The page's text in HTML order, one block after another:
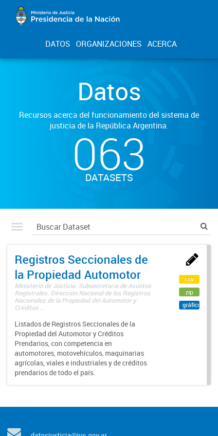
DATOS ORGANIZACIONES ACERCA
Datos
Recursos acerca del funcionamiento del sistema de
justicia de la República Argentina.
063
DATASETS
Registros Seccionales de
la Propiedad Automotor
Ministerio de Justicia. Subsecretaría de Asuntos
Registrales. Dirección Nacional de los Registros
Nacionales de la Propiedad del Automotor y
Créditos ...
Listados de Registros Seccionales de la
Propiedad del Automotor y Créditos
Prendarios, con competencia en
automotores, motovehículos, maquinarias
agrícolas, viales e industriales y de créditos
prendarios de todo el país.
csv
zip
gráfico